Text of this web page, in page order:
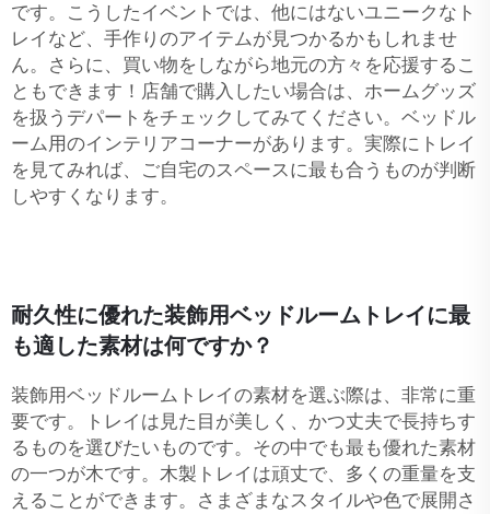
です。こうしたイベントでは、他にはないユニークなト
レイなど、手作りのアイテムが見つかるかもしれませ
ん。さらに、買い物をしながら地元の方々を応援するこ
ともできます！店舗で購入したい場合は、ホームグッズ
を扱うデパートをチェックしてみてください。ベッドル
ーム用のインテリアコーナーがあります。実際にトレイ
を見てみれば、ご自宅のスペースに最も合うものが判断
しやすくなります。
耐久性に優れた装飾用ベッドルームトレイに最
も適した素材は何ですか？
装飾用ベッドルームトレイの素材を選ぶ際は、非常に重
要です。トレイは見た目が美しく、かつ丈夫で長持ちす
るものを選びたいものです。その中でも最も優れた素材
の一つが木です。木製トレイは頑丈で、多くの重量を支
えることができます。さまざまなスタイルや色で展開さ